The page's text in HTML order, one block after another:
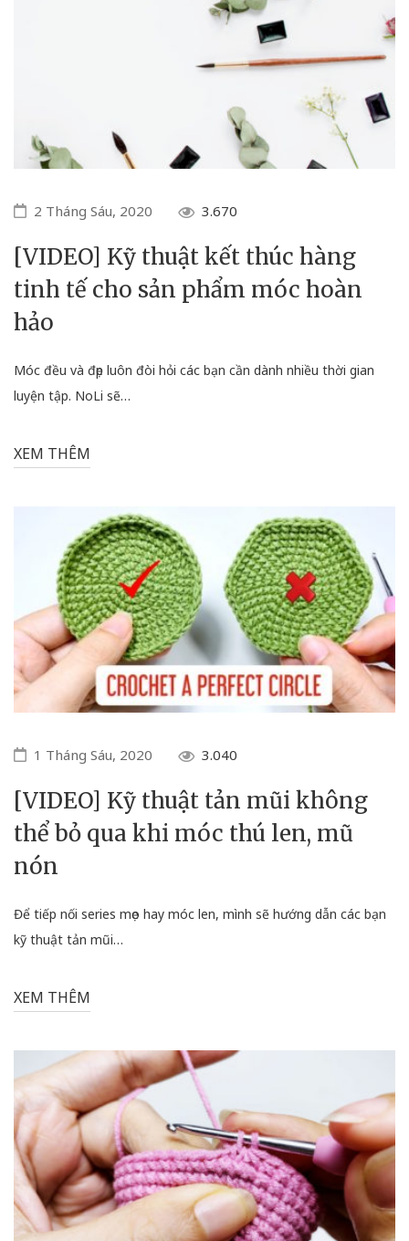
2 Tháng Sáu, 2020 3.670
[VIDEO] Kỹ thuật kết thúc hàng
tinh tế cho sản phẩm móc hoàn
hảo
Móc đều và đẹp luôn đòi hỏi các bạn cần dành nhiều thời gian
luyện tập. NoLi sẽ…
XEM THÊM
1 Tháng Sáu, 2020 3.040
[VIDEO] Kỹ thuật tản mũi không
thể bỏ qua khi móc thú len, mũ
nón
Để tiếp nối series mẹo hay móc len, mình sẽ hướng dẫn các bạn
kỹ thuật tản mũi…
XEM THÊM